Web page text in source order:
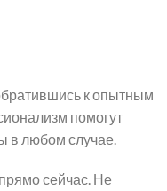
к опытным
помогут
в любом случае.
сейчас. Не